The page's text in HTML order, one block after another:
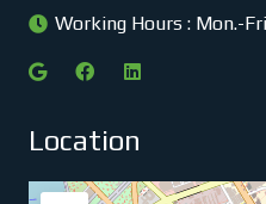
Working Hours : Mon.-
Location